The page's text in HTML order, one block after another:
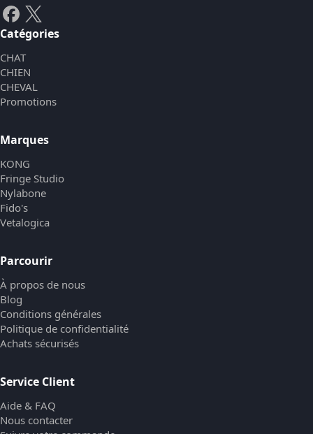
Catégories
CHAT
CHIEN
CHEVAL
Promotions
Marques
KONG
Fringe Studio
Nylabone
Fido's
Vetalogica
Parcourir
À propos de nous
Blog
Conditions générales
Politique de confidentialité
Achats sécurisés
Service Client
Aide & FAQ
Nous contacter